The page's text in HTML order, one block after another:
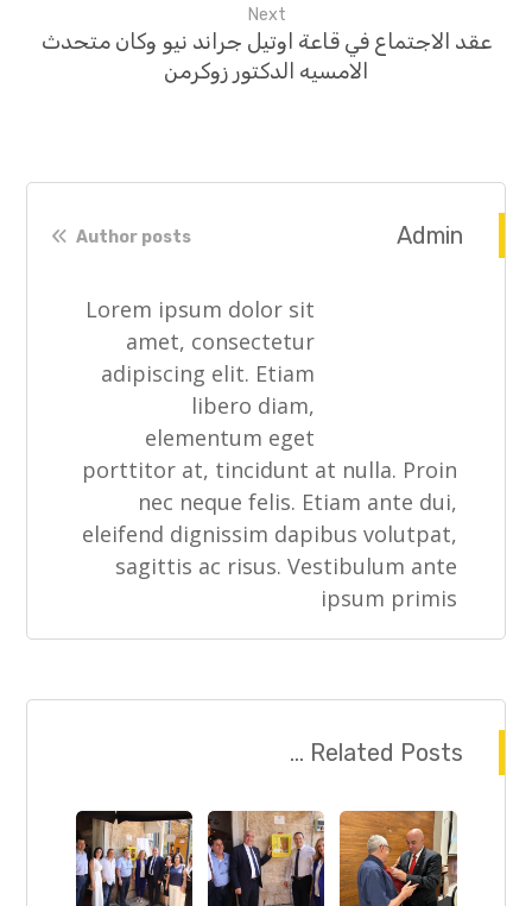
Next
عقد الاجتماع في قاعة اوتيل جراند نيو وكان متحدث
الامسيه الدكتور زوكرمن
Admin
Author posts
Lorem ipsum dolor sit
amet, consectetur
adipiscing elit. Etiam
libero diam,
elementum eget
porttitor at, tincidunt at nulla. Proin
nec neque felis. Etiam ante dui,
eleifend dignissim dapibus volutpat,
sagittis ac risus. Vestibulum ante
ipsum primis
Related Posts ...